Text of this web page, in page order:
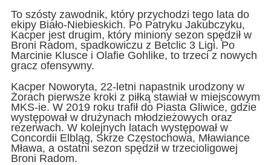
To szósty zawodnik, który przychodzi tego lata do
ekipy Biało-Niebieskich. Po Patryku Jakubczyku,
Kacper jest drugim, który miniony sezon spędził w
Broni Radom, spadkowiczu z Betclic 3 Ligi. Po
Marcinie Klusce i Olafie Gohlike, to trzeci z nowych
gracz ofensywny.
Kacper Noworyta, 22-letni napastnik urodzony w
Żorach pierwsze kroki z piłką stawiał w miejscowym
MKS-ie. W 2019 roku trafił do Piasta Gliwice, gdzie
występował w drużynach młodzieżowych oraz
rezerwach. W kolejnych latach występował w
Concordii Elbląg, Skrze Częstochowa, Mławiance
Mława, a ostatni sezon spędził w trzecioligowej
Broni Radom.